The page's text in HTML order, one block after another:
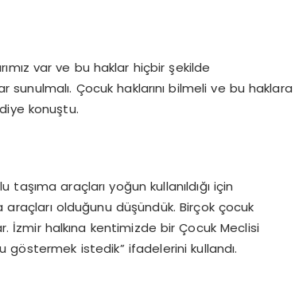
var ve bu haklar hiçbir şekilde
sunulmalı. Çocuk haklarını bilmeli ve bu haklara
konuştu.
araçları yoğun kullanıldığı için
araçları olduğunu düşündük. Birçok çocuk
İzmir halkına kentimizde bir Çocuk Meclisi
istedik” ifadelerini kullandı.